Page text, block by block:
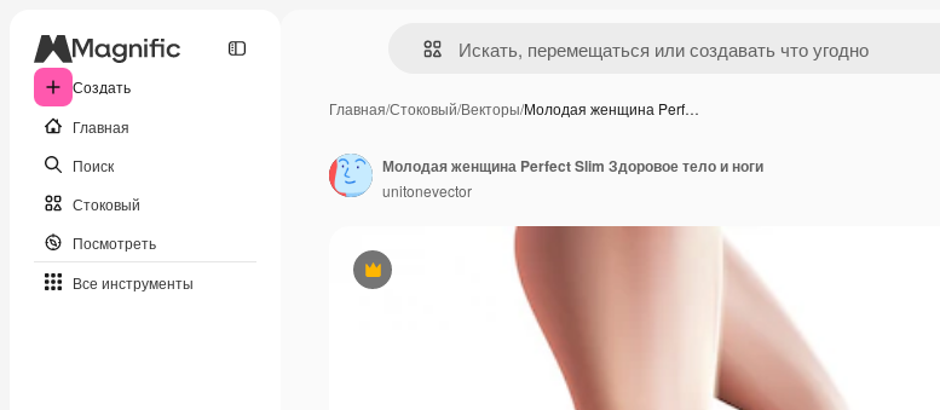
Создать
Главная
Поиск
Стоковый
Посмотреть
Все инструменты
Главная/Стоковый/Векторы/Молодая женщина Perf…
Премиум
Молодая женщина Perfect Slim Здоровое тело и ноги
unitonevector